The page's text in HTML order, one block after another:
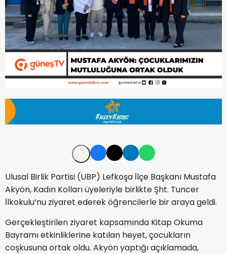
Ulusal Birlik Partisi (UBP) Lefkoşa İlçe Başkanı Mustafa
Akyön, Kadın Kolları üyeleriyle birlikte Şht. Tuncer
İlkokulu’nu ziyaret ederek öğrencilerle bir araya geldi.
Gerçekleştirilen ziyaret kapsamında Kitap Okuma
Bayramı etkinliklerine katılan heyet, çocukların
coşkusuna ortak oldu. Akyön yaptığı açıklamada,